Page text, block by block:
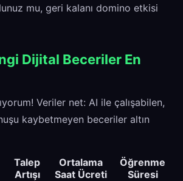
mu, geri kalanı domino etkisi
Dijital Beceriler En
Veriler net: AI ile çalışabilen,
kaybetmeyen beceriler altın
Talep
Artışı
Ortalama
Saat Ücreti
Öğrenme
Süresi